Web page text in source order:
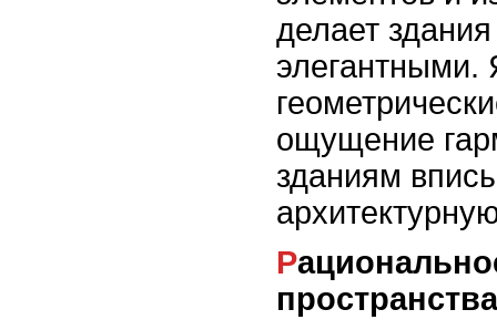
делает
элегантными.
ощущение
зданиям
Рациональное использование
пространства